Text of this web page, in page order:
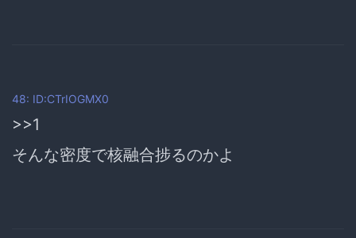
48: ID:CTrIOGMX0
>>1
そんな密度で核融合捗るのかよ